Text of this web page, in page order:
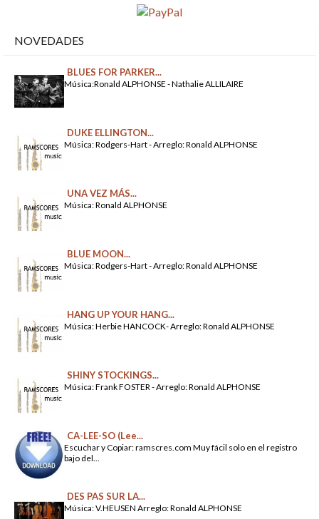
NOVEDADES
BLUES FOR PARKER...
Música:Ronald ALPHONSE - Nathalie ALLILAIRE
DUKE ELLINGTON...
Música: Rodgers-Hart - Arreglo: Ronald ALPHONSE
UNA VEZ MÁS...
Música: Ronald ALPHONSE
BLUE MOON...
Música: Rodgers-Hart - Arreglo: Ronald ALPHONSE
HANG UP YOUR HANG...
Música: Herbie HANCOCK- Arreglo: Ronald ALPHONSE
SHINY STOCKINGS...
Música: Frank FOSTER - Arreglo: Ronald ALPHONSE
CA-LEE-SO (Lee...
Escuchar y Copiar: ramscres.com Muy fácil solo en el registro
bajo del...
DES PAS SUR LA...
Música: V.HEUSEN Arreglo: Ronald ALPHONSE